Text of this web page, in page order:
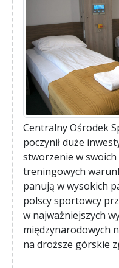
Centralny Ośrodek
poczynił duże
stworzenie w
treningowych
panują w wysokich
polscy sportowcy
w najważniejszych
międzynarodowych
na droższe górskie